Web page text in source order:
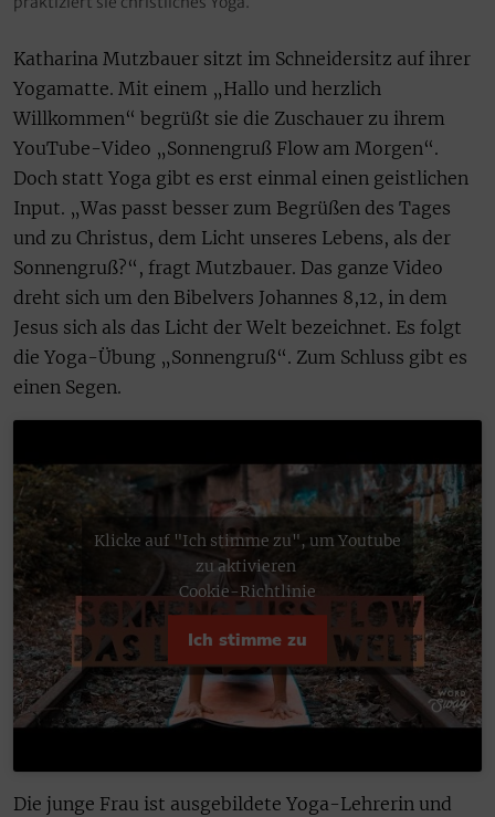
Katharina Mutzbauer sitzt im Schneidersitz auf ihrer
Yogamatte. Mit einem „Hallo und herzlich
Willkommen“ begrüßt sie die Zuschauer zu ihrem
YouTube-Video „Sonnengruß Flow am Morgen“.
Doch statt Yoga gibt es erst einmal einen geistlichen
Input. „Was passt besser zum Begrüßen des Tages
und zu Christus, dem Licht unseres Lebens, als der
Sonnengruß?“, fragt Mutzbauer. Das ganze Video
dreht sich um den Bibelvers Johannes 8,12, in dem
Jesus sich als das Licht der Welt bezeichnet. Es folgt
die Yoga-Übung „Sonnengruß“. Zum Schluss gibt es
einen Segen.
Klicke auf "Ich stimme zu", um Youtube
zu aktivieren
Cookie-Richtlinie
Ich stimme zu
Die junge Frau ist ausgebildete Yoga-Lehrerin und